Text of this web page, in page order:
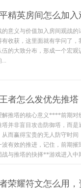
精英房间怎么加
的意义与价值加入房间观战
有收获，这里面就有学问了
伍的大致分布，形成一个宏
...
者怎么发优先推
推塔的核心意义****前期对
塔并非盲目攻击防御塔，而
从而赢得宝贵的无人防守时
波有效的推进，记住，前期
战与推塔的抉择**游戏进入中
荣耀符文怎么用